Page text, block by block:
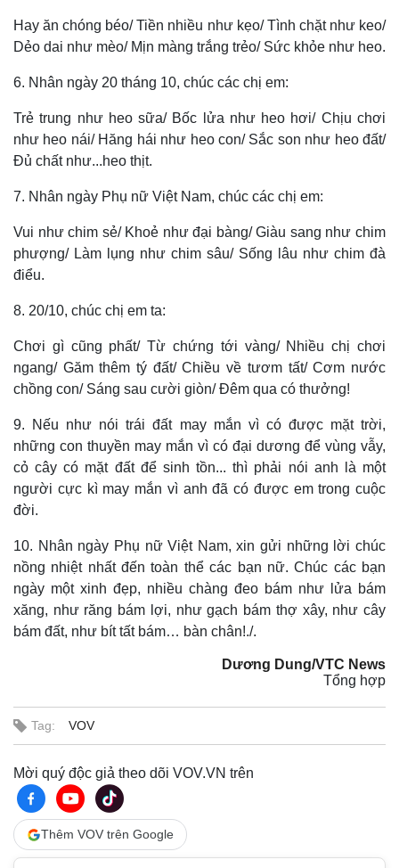
Thế giới
Cuộc sống đó đây
Hồ sơ
Multimedia
Ảnh
E-Magazine
Hay ăn chóng béo/ Tiền nhiều như kẹo/ Tình chặt như keo/
Dẻo dai như mèo/ Mịn màng trắng trẻo/ Sức khỏe như heo.
6. Nhân ngày 20 tháng 10, chúc các chị em:
Trẻ trung như heo sữa/ Bốc lửa như heo hơi/ Chịu chơi
như heo nái/ Hăng hái như heo con/ Sắc son như heo đất/
Đủ chất như...heo thịt.
7. Nhân ngày Phụ nữ Việt Nam, chúc các chị em:
Vui như chim sẻ/ Khoẻ như đại bàng/ Giàu sang như chim
phượng/ Làm lụng như chim sâu/ Sống lâu như chim đà
điểu.
8. 20/10, chúc chị em ta:
Chơi gì cũng phất/ Từ chứng tới vàng/ Nhiều chị chơi
ngang/ Găm thêm tý đất/ Chiều về tươm tất/ Cơm nước
chồng con/ Sáng sau cười giòn/ Đêm qua có thưởng!
9. Nếu như nói trái đất may mắn vì có được mặt trời,
những con thuyền may mắn vì có đại dương để vùng vẫy,
cỏ cây có mặt đất để sinh tồn... thì phải nói anh là một
người cực kì may mắn vì anh đã có được em trong cuộc
đời.
10. Nhân ngày Phụ nữ Việt Nam, xin gửi những lời chúc
nồng nhiệt nhất đến toàn thể các bạn nữ. Chúc các bạn
ngày một xinh đẹp, nhiều chàng đeo bám như lửa bám
xăng, như răng bám lợi, như gạch bám thợ xây, như cây
bám đất, như bít tất bám… bàn chân!./.
Dương Dung/VTC News
Tổng hợp
Tag: VOV
Mời quý độc giả theo dõi VOV.VN trên
Thêm VOV trên Google